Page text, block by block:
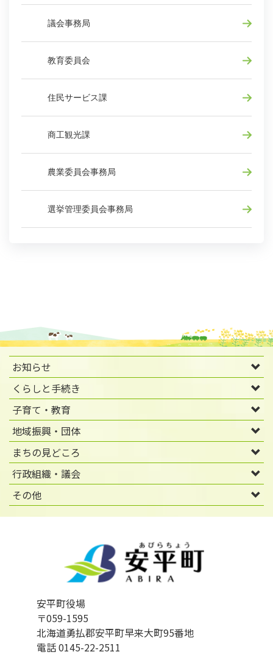
議会事務局
教育委員会
住民サービス課
商工観光課
農業委員会事務局
選挙管理委員会事務局
お知らせ
くらしと手続き
子育て・教育
地域振興・団体
まちの見どころ
行政組織・議会
その他
安平町役場
〒059-1595
北海道勇払郡安平町早来大町95番地
電話 0145-22-2511